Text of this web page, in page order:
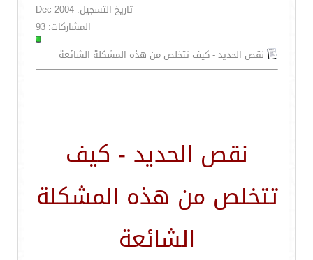
تاريخ التسجيل: Dec 2004
المشاركات: 93
نقص الحديد - كيف تتخلص من هذه المشكلة الشائعة
نقص الحديد - كيف
تتخلص من هذه المشكلة
الشائعة